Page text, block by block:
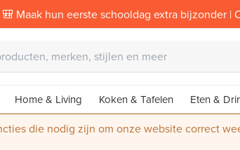
🎒 Maak hun eerste schooldag extra bijzonder
Home & Living Koken & Tafelen Eten &
die nodig zijn om onze website correct